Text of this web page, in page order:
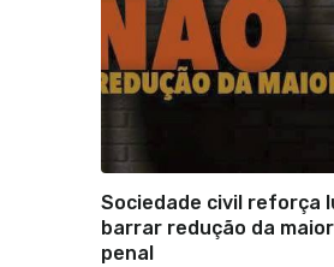
Sociedade civil reforça
barrar redução da
penal